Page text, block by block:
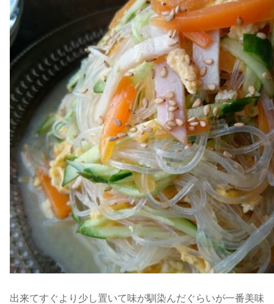
出来てすぐより少し置いて味が馴染んだぐらいが一番美味